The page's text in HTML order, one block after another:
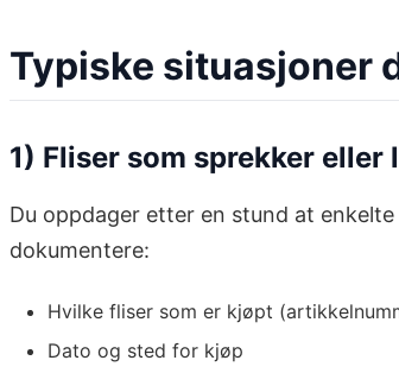
Typiske situasjoner
1) Fliser som sprekker eller
Du oppdager etter en stund at
dokumentere:
Hvilke fliser som er kjøpt
Dato og sted for kjøp